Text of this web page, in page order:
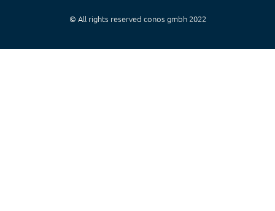
© All rights reserved conos gmbh 2022